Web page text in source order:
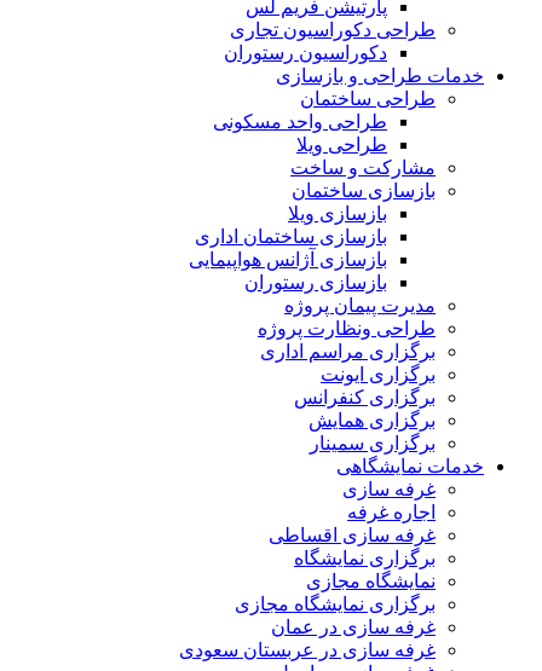
پارتیشن فریم لس
طراحی دکوراسیون تجاری
دکوراسیون رستوران
خدمات طراحی و بازسازی
طراحی ساختمان
طراحی واحد مسکونی
طراحی ویلا
مشارکت و ساخت
بازسازی ساختمان
بازسازی ویلا
بازسازی ساختمان اداری
بازسازی آژانس هواپیمایی
بازسازی رستوران
مدیرت پیمان پروژه
طراحی ونظارت پروژه
برگزاری مراسم اداری
برگزاری ایونت
برگزاری کنفرانس
برگزاری همایش
برگزاری سمینار
خدمات نمایشگاهی
غرفه سازی
اجاره غرفه
غرفه سازی اقساطی
برگزاری نمایشگاه
نمایشگاه مجازی
برگزاری نمایشگاه مجازی
غرفه سازی در عمان
غرفه سازی در عربستان سعودی